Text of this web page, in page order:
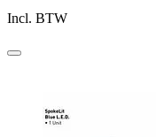
Incl. BTW